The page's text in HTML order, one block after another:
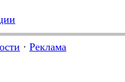
· Реклама